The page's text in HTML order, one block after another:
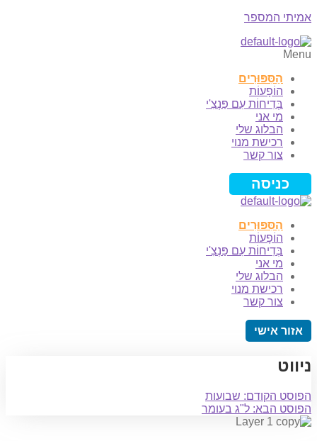
אמיתי המספר
Menu
הַסִּפּוּרִים
הוֹפָעוֹת
בְּדִיחוֹת עִם פַּנְצִ'י
מי אני
הבלוג שלי
רכישת מנוי
צור קשר
כניסה
הַסִּפּוּרִים
הוֹפָעוֹת
בְּדִיחוֹת עִם פַּנְצִ'י
מי אני
הבלוג שלי
רכישת מנוי
צור קשר
אזור אישי
ניווט
הפוסט הקודם: שבועות
הפוסט הבא: ל"ג בעומר